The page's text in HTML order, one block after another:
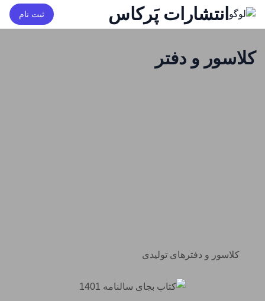
انتشارات پَرکاس ثبت نام
کلاسور و دفتر
کلاسور و دفترهای تولیدی